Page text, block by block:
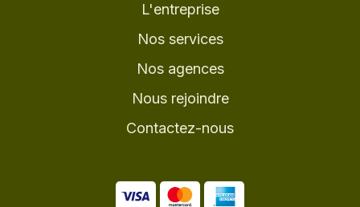
L'entreprise
Nos services
Nos agences
Nous rejoindre
Contactez-nous